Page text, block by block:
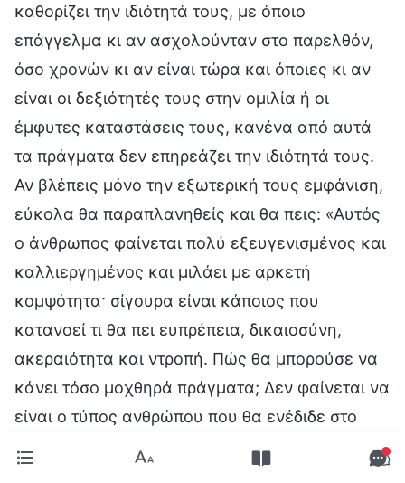
καθορίζει την ιδιότητά τους, με όποιο
επάγγελμα κι αν ασχολούνταν στο παρελθόν,
όσο χρονών κι αν είναι τώρα και όποιες κι αν
είναι οι δεξιότητές τους στην ομιλία ή οι
έμφυτες καταστάσεις τους, κανένα από αυτά
τα πράγματα δεν επηρεάζει την ιδιότητά τους.
Αν βλέπεις μόνο την εξωτερική τους εμφάνιση,
εύκολα θα παραπλανηθείς και θα πεις: «Αυτός
ο άνθρωπος φαίνεται πολύ εξευγενισμένος και
καλλιεργημένος και μιλάει με αρκετή
κομψότητα· σίγουρα είναι κάποιος που
κατανοεί τι θα πει ευπρέπεια, δικαιοσύνη,
ακεραιότητα και ντροπή. Πώς θα μπορούσε να
κάνει τόσο μοχθηρά πράγματα; Δεν φαίνεται να
είναι ο τύπος ανθρώπου που θα ενέδιδε στο